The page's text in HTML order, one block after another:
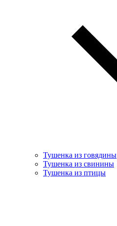
Тушенка из говядины
Тушенка из свинины
Тушенка из птицы